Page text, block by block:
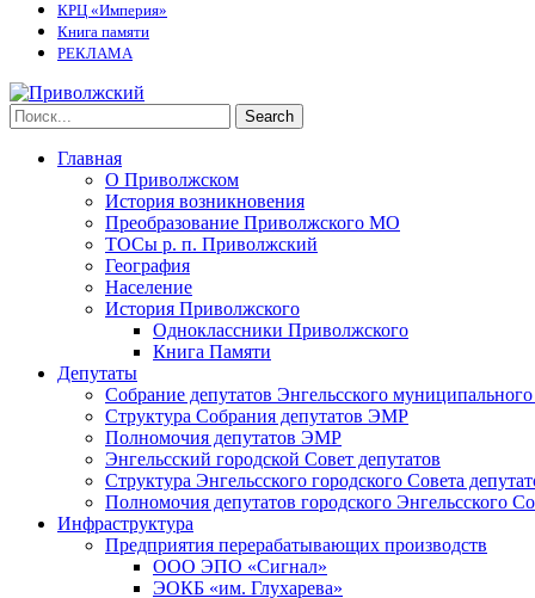
КРЦ «Империя»
Книга памяти
РЕКЛАМА
Главная
О Приволжском
История возникновения
Преобразование Приволжского МО
ТОСы р. п. Приволжский
География
Население
История Приволжского
Одноклассники Приволжского
Книга Памяти
Депутаты
Собрание депутатов Энгельсского
Структура Собрания депутатов ЭМР
Полномочия депутатов ЭМР
Энгельсский городской Совет депутатов
Структура Энгельсского городского Совета
Полномочия депутатов городского Энгельсского
Инфраструктура
Предприятия перерабатывающих производств
ООО ЭПО «Сигнал»
ЭОКБ «им. Глухарева»